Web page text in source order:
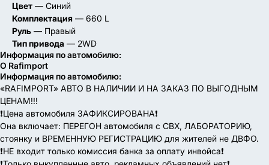
Цвет — Синий
Комплектация — 660 L
Руль — Правый
Тип привода — 2WD
Информация по автомобилю:
О Rafimport
Информация по автомобилю:
«RAFIMPORT» АВТО В НАЛИЧИИ И НА ЗАКАЗ ПО ВЫГОДНЫМ
ЦЕНАМ!!!
❗️Цена автомобиля ЗАФИКСИРОВАНА❗️
Она включает: ПЕРЕГОН автомобиля с СВХ, ЛАБОРАТОРИЮ,
стоянку и ВРЕМЕННУЮ РЕГИСТРАЦИЮ для жителей не ДВФО.
❗️НЕ входит только комиссия банка за оплату инвойса❗️